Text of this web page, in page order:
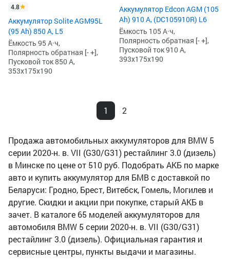
4.8
Аккумулятор Solite AGM95L
(95 Ah) 850 А, L5
Ёмкость 95 А·ч,
Полярность обратная [- +],
Пусковой ток 850 А,
353x175x190
Аккумулятор Edcon AGM (105
Ah) 910 А, (DC105910R) L6
Ёмкость 105 А·ч,
Полярность обратная [- +],
Пусковой ток 910 А,
393x175x190
1 2
Продажа автомобильных аккумуляторов для BMW 5
серии 2020-н. в. VII (G30/G31) рестайлинг 3.0 (дизель)
в Минске по цене от 510 руб. Подобрать АКБ по марке
авто и купить аккумулятор для БМВ с доставкой по
Беларуси: Гродно, Брест, Витебск, Гомель, Могилев и
другие. Скидки и акции при покупке, старый АКБ в
зачет. В каталоге 65 моделей аккумуляторов для
автомобиля BMW 5 серии 2020-н. в. VII (G30/G31)
рестайлинг 3.0 (дизель). Официальная гарантия и
сервисные центры, пункты выдачи и магазины.